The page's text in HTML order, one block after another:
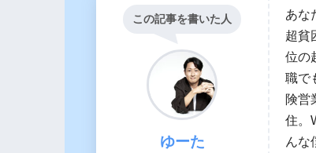
この記事を書いた人
ゆーた
あな
超貧
位の
職で
険営
住。
んな